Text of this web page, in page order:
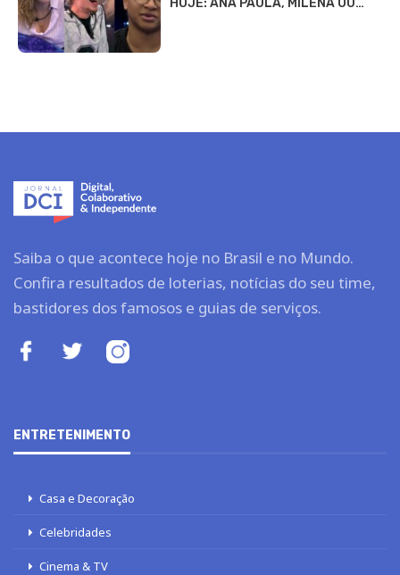
Saiba o que acontece hoje no Brasil e no Mundo.
Confira resultados de loterias, notícias do seu time,
bastidores dos famosos e guias de serviços.
ENTRETENIMENTO
Casa e Decoração
Celebridades
Cinema & TV